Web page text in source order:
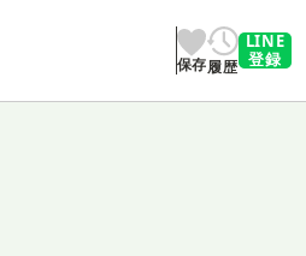
保存履歴
LINE
登録